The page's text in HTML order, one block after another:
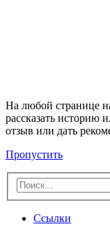
На любой странице
рассказать историю
отзыв или дать
Пропустить
Ссылки